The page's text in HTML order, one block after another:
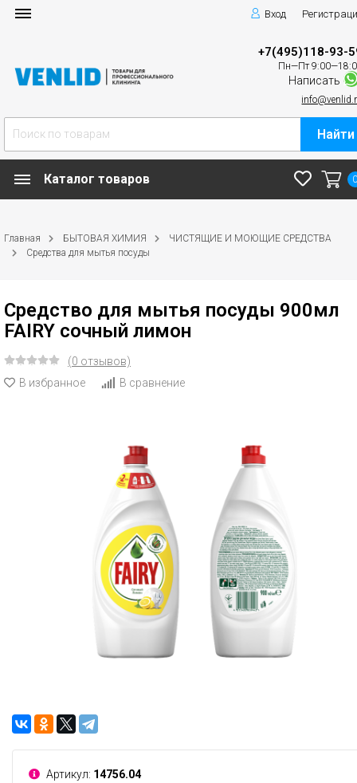
Вход
+7(495)118-93-
Пн—Пт
Написать
Найти
Каталог товаров
Главная БЫТОВАЯ ХИМИЯ
ЧИСТЯЩИЕ И МОЮЩИЕ СРЕДСТВА
Средства для мытья посуды
Средство для мытья посуды 900мл
FAIRY сочный лимон
(0 отзывов)
В избранное
В сравнение
Артикул: 14756.04